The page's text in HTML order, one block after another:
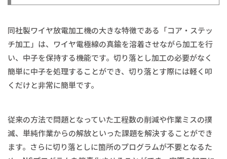
同社製ワイヤ放電加工機の大きな特徴である「コア・ステッ
チ加工」は、ワイヤ電極線の真鍮を溶着させながら加工を行
い、中子を保持する機能です。切り落とし加工の必要がなく
簡単に中子を処理することができ、切り落とす際には軽く叩
くだけと非常に簡単です。
従来の方法で問題となっていた工程数の削減や作業ミスの撲
滅、単純作業からの解放といった課題を解決することができ
ます。さらに切り落としに箇所のプログラムが不要となるた